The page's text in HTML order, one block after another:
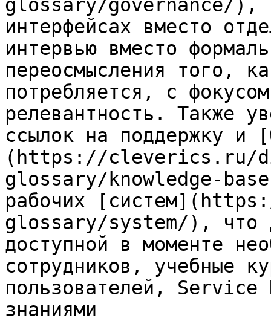
glossary/governance/),
интерфейсах вместо
интервью вместо
переосмысления того,
потребляется, с
релевантность. Также
ссылок на поддержку и
(https://cleverics.ru/
glossary/knowledge-
рабочих
glossary/system/), что
доступной в моменте
сотрудников, учебные
пользователей,
знаниями